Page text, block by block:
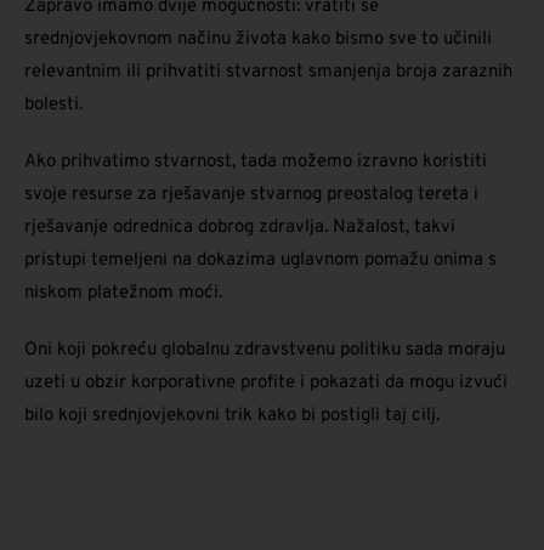
Zapravo imamo dvije mogućnosti: vratiti se
srednjovjekovnom načinu života kako bismo sve to učinili
relevantnim ili prihvatiti stvarnost smanjenja broja zaraznih
bolesti.
Ako prihvatimo stvarnost, tada možemo izravno koristiti
svoje resurse za rješavanje stvarnog preostalog tereta i
rješavanje odrednica dobrog zdravlja. Nažalost, takvi
pristupi temeljeni na dokazima uglavnom pomažu onima s
niskom platežnom moći.
Oni koji pokreću globalnu zdravstvenu politiku sada moraju
uzeti u obzir korporativne profite i pokazati da mogu izvući
bilo koji srednjovjekovni trik kako bi postigli taj cilj.